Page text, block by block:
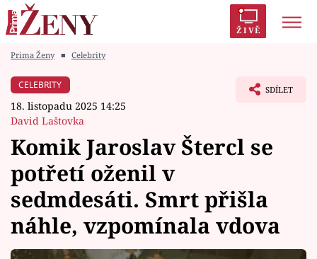
ŽIVĚ
Módní alarm
Témata
Celebrity
Vztahy
Prima Ženy ■ Celebrity
CELEBRITY
18. listopadu 2025 14:25
David Laštovka
SDÍLET
Komik Jaroslav Štercl se
potřetí oženil v
sedmdesáti. Smrt přišla
náhle, vzpomínala vdova